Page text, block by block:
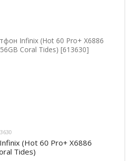
(Hot 60 Pro+ X6886
Tides)